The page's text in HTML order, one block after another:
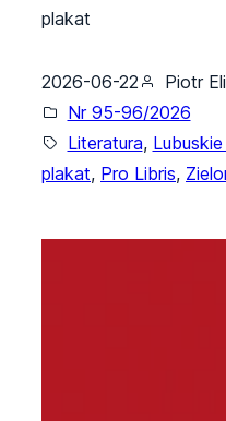
plakat
2026-06-22 Piotr
Nr 95-96/2026
Literatura,
plakat, Pro Libris,